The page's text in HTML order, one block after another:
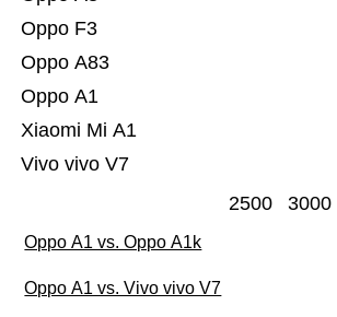
Vivo vivo V7
Xiaomi Mi A1
Oppo A1
Oppo A83
Oppo F3
2500 3000
Oppo A1 vs. Oppo A1k
Oppo A1 vs. Vivo vivo V7